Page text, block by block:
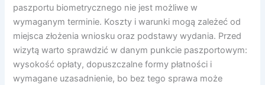
paszportu biometrycznego nie jest możliwe w
wymaganym terminie. Koszty i warunki mogą zależeć od
miejsca złożenia wniosku oraz podstawy wydania. Przed
wizytą warto sprawdzić w danym punkcie paszportowym:
wysokość opłaty, dopuszczalne formy płatności i
wymagane uzasadnienie, bo bez tego sprawa może